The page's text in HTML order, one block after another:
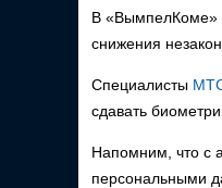
В «ВымпелКоме»
снижения
Специалисты
сдавать
Напомним, что с
персональными